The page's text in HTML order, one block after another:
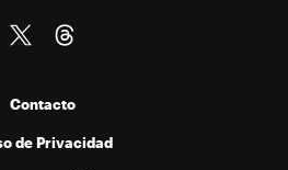
Contacto
de Privacidad